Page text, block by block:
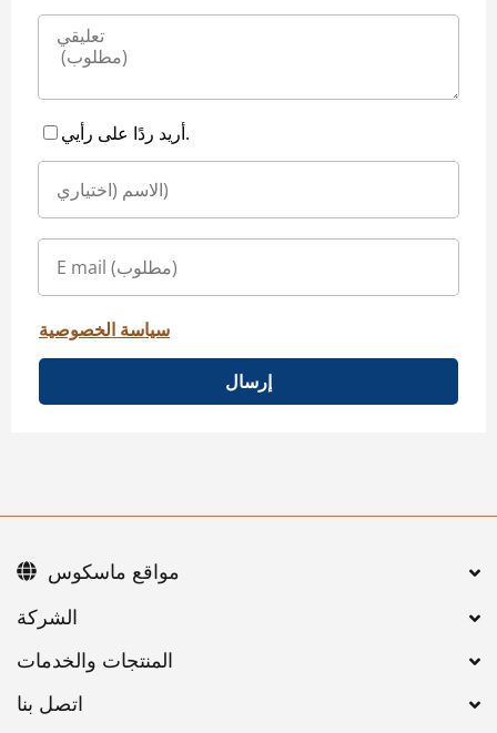
أريد ردًا على رأيي.
سياسة الخصوصية
إرسال
اتصل بنا
مواقع ماسكوس